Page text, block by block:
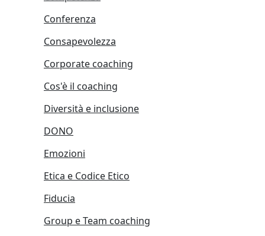
Conferenza
Consapevolezza
Corporate coaching
Cos'è il coaching
Diversità e inclusione
DONO
Emozioni
Etica e Codice Etico
Fiducia
Group e Team coaching